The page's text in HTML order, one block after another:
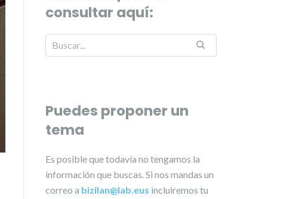
consultar aquí:
Puedes proponer un
tema
Es posible que todavía no tengamos la
información que buscas. Si nos mandas un
correo a bizilan@lab.eus incluiremos tu